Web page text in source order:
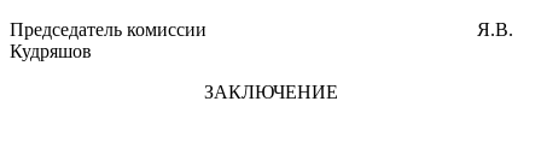
Председатель комиссии Я.В.
Кудряшов
ЗАКЛЮЧЕНИЕ